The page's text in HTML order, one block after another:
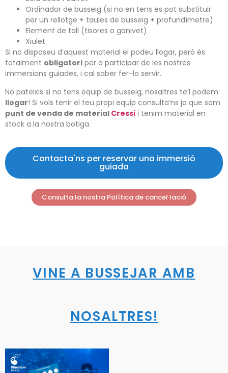
Ordinador de busseig (si no en tens es pot substituir
per un rellotge + taules de busseig + profundímetre)
Element de tall (tisores o ganivet)
Xiulet
Si no disposeu d’aquest material el podeu llogar, però és
totalment obligatori per a participar de les nostres
immersions guiades, i cal saber fer-lo servir.
No pateixis si no tens equip de busseig, nosaltres te’l podem
llogar! Si vols tenir el teu propi equip consulta’ns ja que som
punt de venda de material Cressi i tenim material en
stock a la nostra botiga.
Contacta'ns per reservar una immersió
guiada
Consulta la nostra Política de cancel·lació
VINE A BUSSEJAR AMB
NOSALTRES!